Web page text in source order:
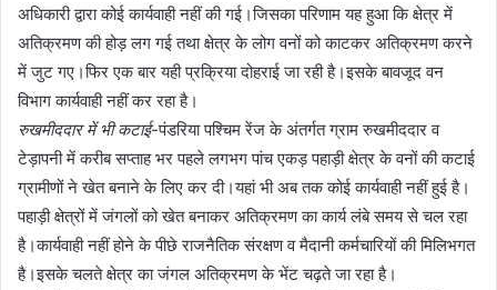
अधिकारी द्वारा कोई कार्यवाही नहीं की गई।जिसका परिणाम यह हुआ कि क्षेत्र में
अतिक्रमण की होड़ लग गई तथा क्षेत्र के लोग वनों को काटकर अतिक्रमण करने
में जुट गए।फिर एक बार यही प्रक्रिया दोहराई जा रही है।इसके बावजूद वन
विभाग कार्यवाही नहीं कर रहा है।
रुखमीददार में भी कटाई-पंडरिया पश्चिम रेंज के अंतर्गत ग्राम रुखमीददार व
टेड़ापनी में करीब सप्ताह भर पहले लगभग पांच एकड़ पहाड़ी क्षेत्र के वनों की कटाई
ग्रामीणों ने खेत बनाने के लिए कर दी।यहां भी अब तक कोई कार्यवाही नहीं हुई है।
पहाड़ी क्षेत्रों में जंगलों को खेत बनाकर अतिक्रमण का कार्य लंबे समय से चल रहा
है।कार्यवाही नहीं होने के पीछे राजनैतिक संरक्षण व मैदानी कर्मचारियों की मिलिभगत
है।इसके चलते क्षेत्र का जंगल अतिक्रमण के भेंट चढ़ते जा रहा है।